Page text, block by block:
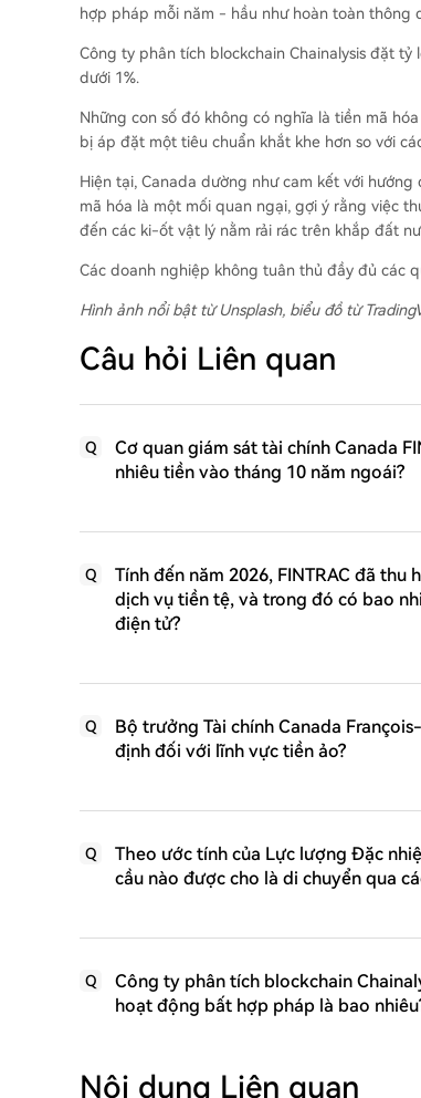
hợp pháp mỗi năm - hầu như hoàn toàn thông
Công ty phân tích blockchain Chainalysis đặt
dưới 1%.
Những con số đó không có nghĩa là tiền mã
bị áp đặt một tiêu chuẩn khắt khe hơn so với
Hiện tại, Canada dường như cam kết với
mã hóa là một mối quan ngại, gợi ý rằng việc
đến các ki-ốt vật lý nằm rải rác trên khắp đất
Các doanh nghiệp không tuân thủ đầy đủ các
Hình ảnh nổi bật từ Unsplash, biểu đồ từ
Câu hỏi Liên quan
Q
Cơ quan giám sát tài chính Canada
nhiêu tiền vào tháng 10 năm ngoái?
Q
Tính đến năm 2026, FINTRAC đã
dịch vụ tiền tệ, và trong đó có bao
điện tử?
Q
Bộ trưởng Tài chính Canada
định đối với lĩnh vực tiền ảo?
Q
Theo ước tính của Lực lượng Đặc
cầu nào được cho là di chuyển qua
Q
Công ty phân tích blockchain
hoạt động bất hợp pháp là bao
Nội dung Liên quan